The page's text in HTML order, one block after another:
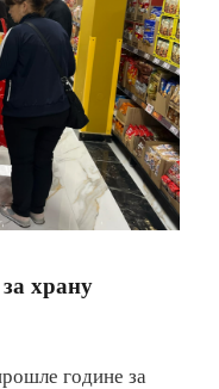
храну
године за